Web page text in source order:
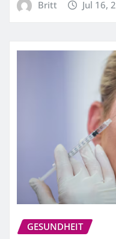
Britt Jul 16,
GESUNDHEIT